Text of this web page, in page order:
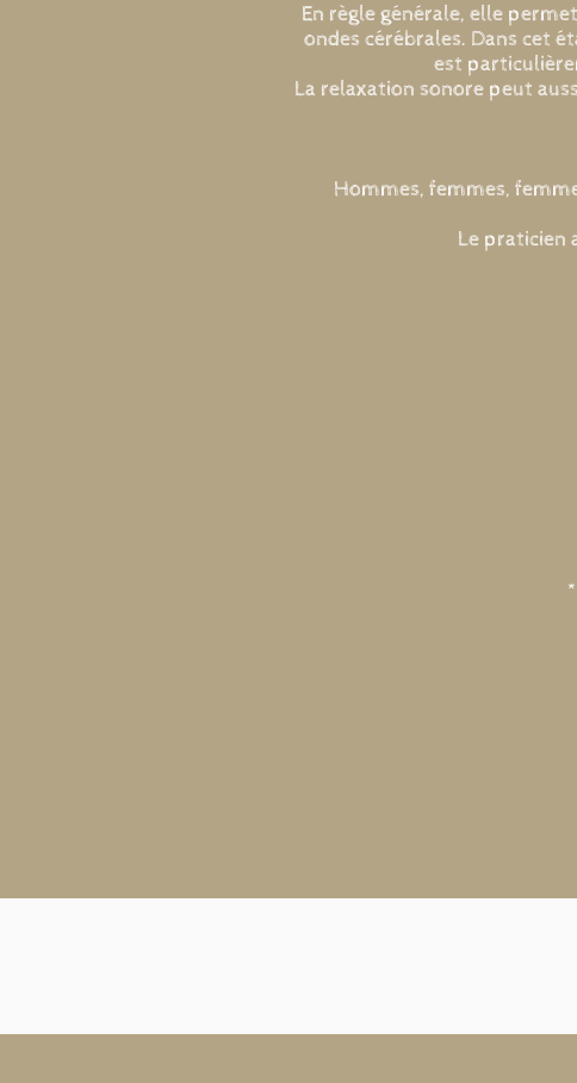
En règle générale, elle
ondes cérébrales. Dans cet
est
La relaxation sonore peut
Hommes, femmes,
Le praticien